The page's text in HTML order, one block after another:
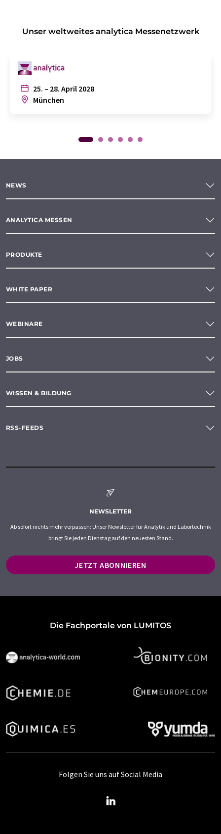
Unser weltweites analytica Messenetzwerk
25. – 28. April 2028
München
NEWS
ANALYTICA MESSEN
PRODUKTE
WHITE PAPER
WEBINARE
JOBS
WISSEN & BILDUNG
RSS-FEEDS
NEWSLETTER
Ab sofort nichts mehr verpassen: Unser Newsletter für Analytik und Labortechnik
bringt Sie jeden Dienstag auf den neuesten Stand.
JETZT ABONNIEREN
Die Fachportale von LUMITOS
Folgen Sie uns auf Social Media